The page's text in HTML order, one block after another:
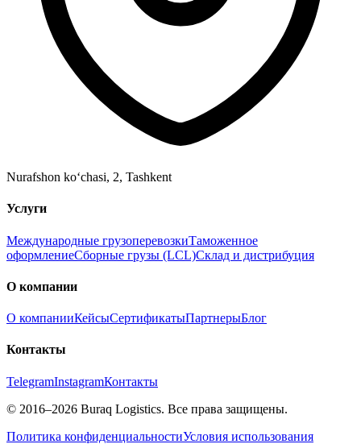
Nurafshon ko‘chasi, 2, Tashkent
Услуги
Международные грузоперевозкиТаможенное
оформлениеСборные грузы (LCL)Склад и дистрибуция
О компании
О компанииКейсыСертификатыПартнерыБлог
Контакты
TelegramInstagramКонтакты
© 2016–2026 Buraq Logistics. Все права защищены.
Политика конфиденциальностиУсловия использования